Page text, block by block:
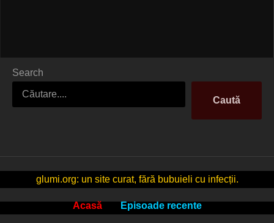
Search
Caută
glumi.org: un site curat, fără bubuieli cu infecții.
Acasă Episoade recente